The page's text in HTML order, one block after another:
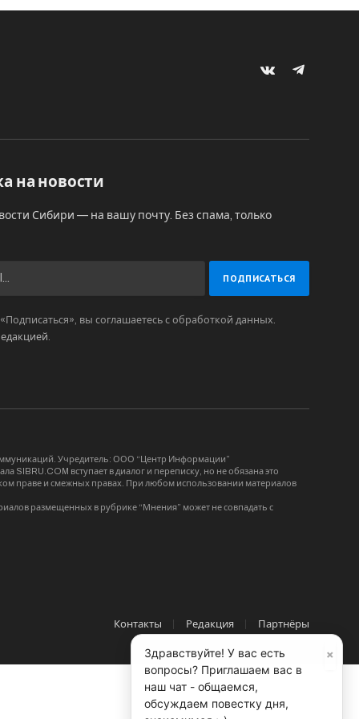
VKontakteTelegram
на новости
Сибири — на вашу почту. Без спама, только
вы соглашаетесь с обработкой данных.
Учредитель: ООО “Центр Информации”
SIBRU.COM вступает в диалог и переписку, но не обязана это
праве и смежных правах. При любом использовании материалов
размещенных в рубрике “Мнения” может не совпадать с
Контакты Редакция Партнёры
×
Здравствуйте! У вас есть
вопросы? Приглашаем вас в
наш чат - общаемся,
обсуждаем повестку дня,